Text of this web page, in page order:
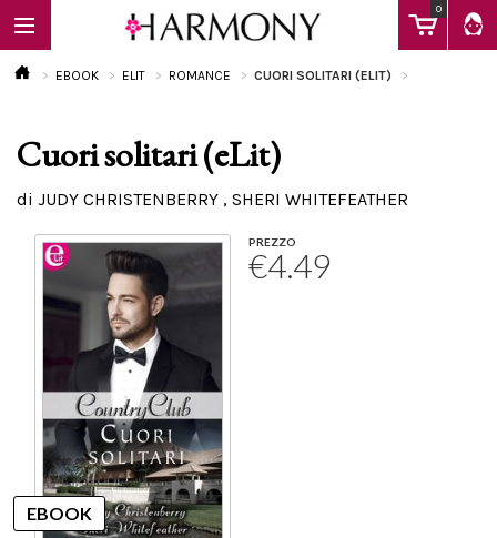
0
EBOOK
Calendario
EBOOK ELIT ROMANCE CUORI SOLITARI (ELIT)
Cuori solitari (eLit)
di JUDY CHRISTENBERRY , SHERI WHITEFEATHER
PREZZO
€4.49